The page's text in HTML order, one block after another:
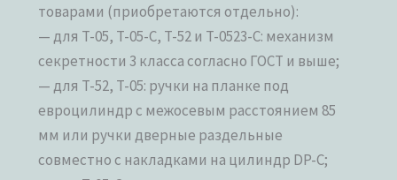
товарами (приобретаются отдельно):
— для T-05, T-05-C, T-52 и T-0523-C: механизм
секретности 3 класса согласно ГОСТ и выше;
— для T-52, T-05: ручки на планке под
евроцилиндр с межосевым расстоянием 85
мм или ручки дверные раздельные
совместно с накладками на цилиндр DP-C;